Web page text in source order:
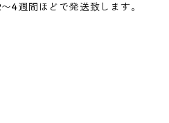
4週間ほどで発送致します。